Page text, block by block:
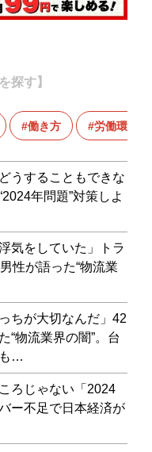
探す】
働き方 労働環境
うすることもできな
年問題”対策しよ
気をしていた」トラ
性が語った“物流業
ちが大切なんだ」42
“物流業界の闇”。台
…
ろじゃない「2024
ー不足で日本経済が